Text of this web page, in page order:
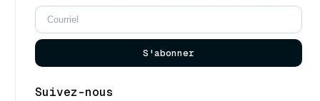
S'abonner
Suivez-nous